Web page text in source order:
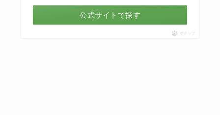
公式サイトで探す
ポチップ